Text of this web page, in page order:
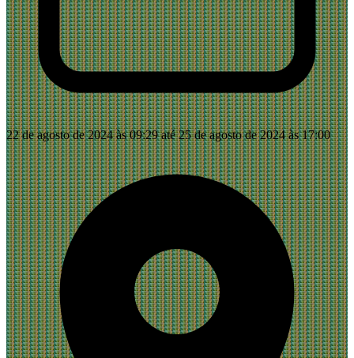
22 de agosto de 2024 às 09:29 até 25 de agosto de 2024 às 17:00